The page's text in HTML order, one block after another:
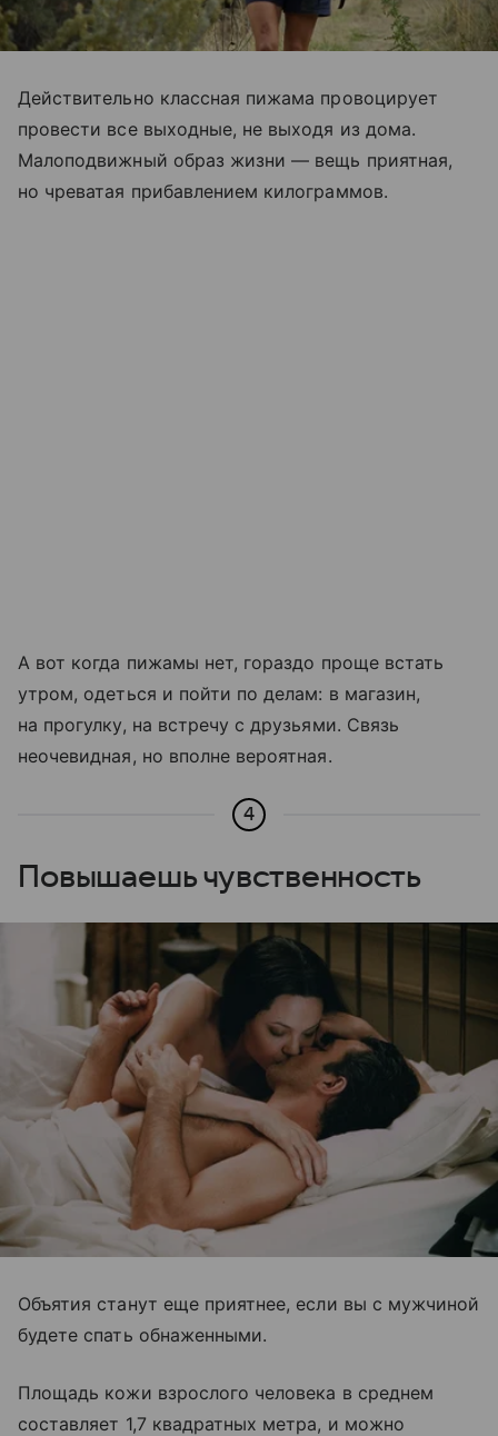
Действительно классная пижама провоцирует
провести все выходные, не выходя из дома.
Малоподвижный образ жизни — вещь приятная,
но чреватая прибавлением килограммов.
А вот когда пижамы нет, гораздо проще встать
утром, одеться и пойти по делам: в магазин,
на прогулку, на встречу с друзьями. Связь
неочевидная, но вполне вероятная.
4
Повышаешь чувственность
Объятия станут еще приятнее, если вы с мужчиной
будете спать обнаженными.
Площадь кожи взрослого человека в среднем
составляет 1,7 квадратных метра, и можно